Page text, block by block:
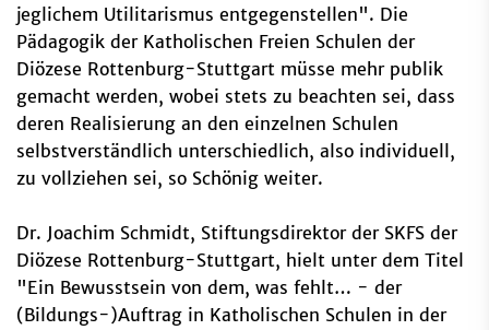
jeglichem Utilitarismus entgegenstellen". Die
Pädagogik der Katholischen Freien Schulen der
Diözese Rottenburg-Stuttgart müsse mehr publik
gemacht werden, wobei stets zu beachten sei, dass
deren Realisierung an den einzelnen Schulen
selbstverständlich unterschiedlich, also individuell,
zu vollziehen sei, so Schönig weiter.
Dr. Joachim Schmidt, Stiftungsdirektor der SKFS der
Diözese Rottenburg-Stuttgart, hielt unter dem Titel
"Ein Bewusstsein von dem, was fehlt… - der
(Bildungs-)Auftrag in Katholischen Schulen in der